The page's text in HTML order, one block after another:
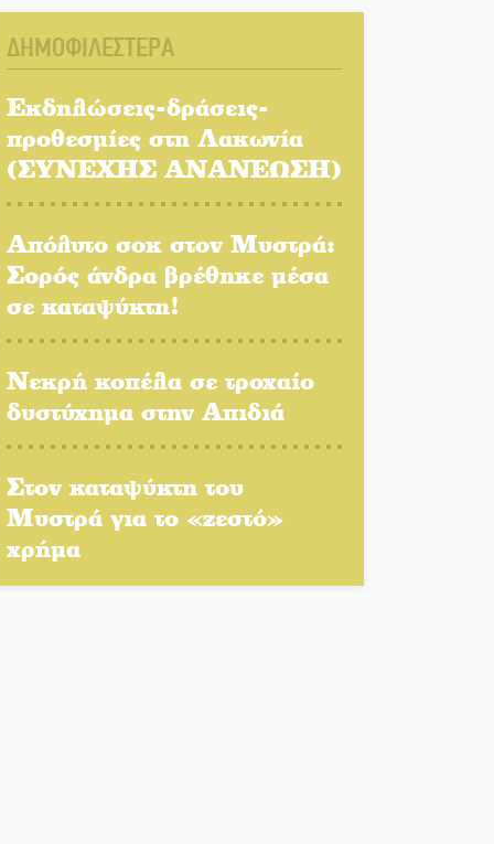
Ένα «ταξίδι» τέχνης και
χρωμάτων στη Νεάπολη
Τα Λαγκάδια κρατούν
Στους ρυθμούς της
Ελεωνόρας Ζουγανέλη το
Πλούσιο πολιτιστικό
πρόγραμμα δίνει «χρώμα»
Χασισοφυτεία στην
Παλαιοπαναγιά ξεσκέπασε η
Μπαρόκ μελωδίες κάτω από
ΔΗΜΟΦΙΛΕΣΤΕΡΑ
Εκδηλώσεις-δράσεις-
προθεσμίες στη Λακωνία
(ΣΥΝΕΧΗΣ ΑΝΑΝΕΩΣΗ)
Απόλυτο σοκ στον Μυστρά:
Σορός άνδρα βρέθηκε μέσα
σε καταψύκτη!
Νεκρή κοπέλα σε τροχαίο
δυστύχημα στην Απιδιά
Στον καταψύκτη του
Μυστρά για το «ζεστό»
χρήμα